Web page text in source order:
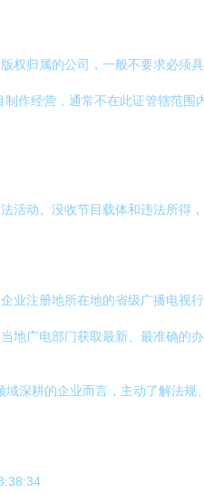
权归属的公司，一般不要求必须具
作经营，通常不在此证管辖范
动、没收节目载体和违法所得
业注册地所在地的省级广播电视
地广电部门获取最新、最准确的办
域深耕的企业而言，主动了解法